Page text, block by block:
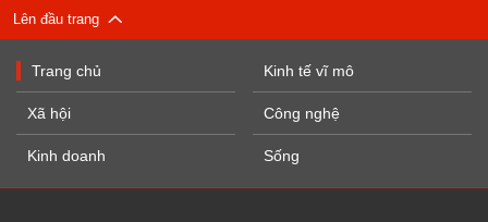
Lên đầu trang
Trang chủ
Xã hội
Kinh doanh
Kinh tế vĩ mô
Công nghệ
Sống